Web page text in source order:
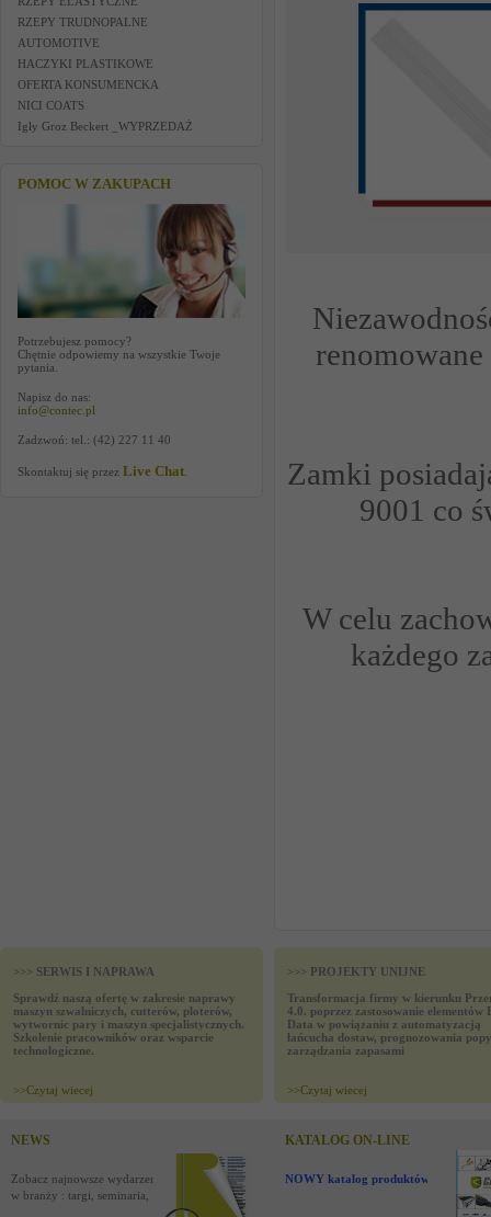
RZEPY TRUDNOPALNE
AUTOMOTIVE
HACZYKI PLASTIKOWE
OFERTA KONSUMENCKA
NICI COATS
Igły Groz Beckert _WYPRZEDAŻ
POMOC W ZAKUPACH
Potrzebujesz pomocy?
Chętnie odpowiemy na wszystkie Twoje
pytania.
Napisz do nas:
info@contec.pl
Zadzwoń: tel.: (42) 227 11 40
Skontaktuj się przez Live Chat
Zamki
9001 co
W celu
każdego
>>> SERWIS I NAPRAWA
Sprawdź naszą ofertę w zakresie naprawy
maszyn szwalniczych, cutterów, ploterów,
wytwornic pary i maszyn specjalistycznych.
Szkolenie pracowników oraz wsparcie
technologiczne.
>>Czytaj wiecej
>>> PROJEKTY UNIJNE
Transformacja firmy w kierunku
4.0. poprzez zastosowanie elementów
Data w powiązaniu z automatyzacją
łańcucha dostaw, prognozowania
zarządzania zapasami
>>Czytaj wiecej
NEWS
Zobacz najnowsze wydarzenia
w branży : targi, seminaria,
KATALOG ON-LINE
NOWY katalog produktów !